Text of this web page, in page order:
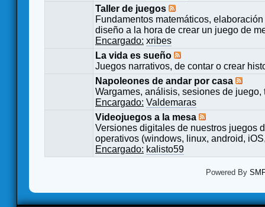
Taller de juegos
Fundamentos matemáticos,
diseño a la hora de crear un juego de
Encargado: xribes
La vida es sueño
Juegos narrativos, de contar o crear
Napoleones de andar por casa
Wargames, análisis, sesiones de
Encargado: Valdemaras
Videojuegos a la mesa
Versiones digitales de nuestros juegos
operativos (windows, linux, android,
Encargado: kalisto59
Powered By